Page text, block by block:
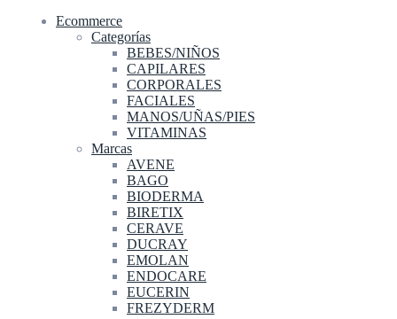
Ecommerce
Categorías
BEBES/NIÑOS
CAPILARES
CORPORALES
FACIALES
MANOS/UÑAS/PIES
VITAMINAS
Marcas
AVENE
BAGO
BIODERMA
BIRETIX
CERAVE
DUCRAY
EMOLAN
ENDOCARE
EUCERIN
FREZYDERM